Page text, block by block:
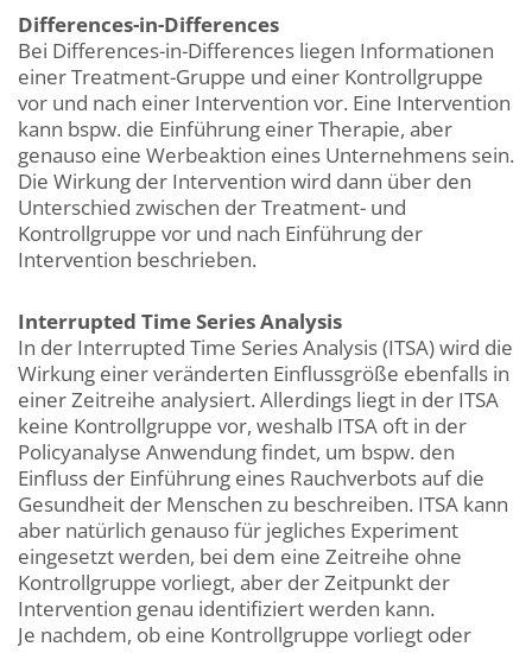
Differences-in-Differences
Bei Differences-in-Differences liegen Informationen
einer Treatment-Gruppe und einer Kontrollgruppe
vor und nach einer Intervention vor. Eine Intervention
kann bspw. die Einführung einer Therapie, aber
genauso eine Werbeaktion eines Unternehmens sein.
Die Wirkung der Intervention wird dann über den
Unterschied zwischen der Treatment- und
Kontrollgruppe vor und nach Einführung der
Intervention beschrieben.
Interrupted Time Series Analysis
In der Interrupted Time Series Analysis (ITSA) wird die
Wirkung einer veränderten Einflussgröße ebenfalls in
einer Zeitreihe analysiert. Allerdings liegt in der ITSA
keine Kontrollgruppe vor, weshalb ITSA oft in der
Policyanalyse Anwendung findet, um bspw. den
Einfluss der Einführung eines Rauchverbots auf die
Gesundheit der Menschen zu beschreiben. ITSA kann
aber natürlich genauso für jegliches Experiment
eingesetzt werden, bei dem eine Zeitreihe ohne
Kontrollgruppe vorliegt, aber der Zeitpunkt der
Intervention genau identifiziert werden kann.
Je nachdem, ob eine Kontrollgruppe vorliegt oder